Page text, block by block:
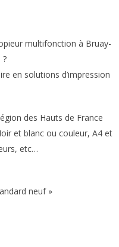
multifonction à Bruay-
?
en solutions d’impression
des Hauts de France
et blanc ou couleur, A4 et
etc…
neuf »